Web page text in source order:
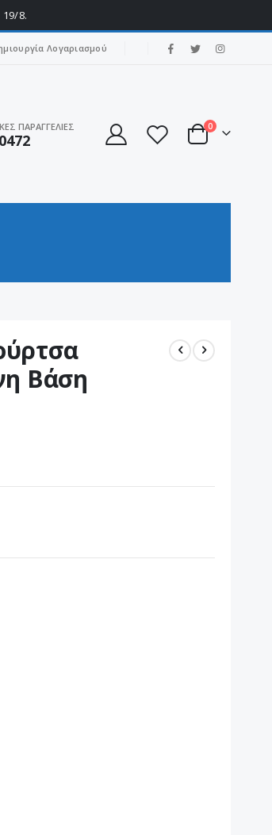
8.
Λογαριασμού
ΠΑΡΑΓΓΕΛΙΕΣ
Cart
0στοιχεία
Βάση